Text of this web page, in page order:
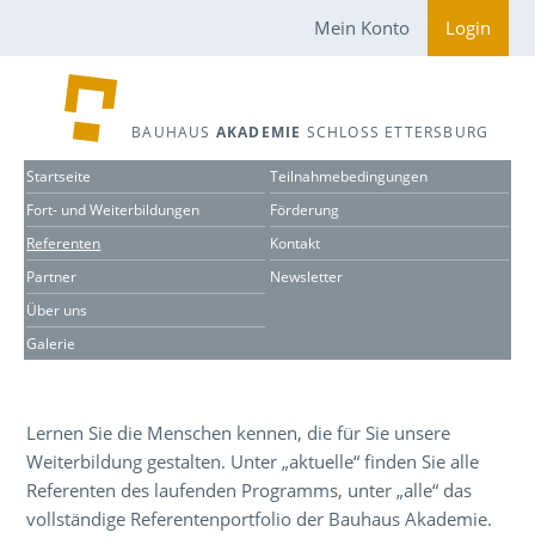
Mein Konto Login
BAUHAUS AKADEMIE SCHLOSS ETTERSBURG
Startseite
Fort- und Weiterbildungen
Referenten
Partner
Über uns
Galerie
Teilnahmebedingungen
Förderung
Kontakt
Newsletter
Lernen Sie die Menschen kennen, die für Sie unsere
Weiterbildung gestalten. Unter „aktuelle“ finden Sie alle
Referenten des laufenden Programms, unter „alle“ das
vollständige Referentenportfolio der Bauhaus Akademie.